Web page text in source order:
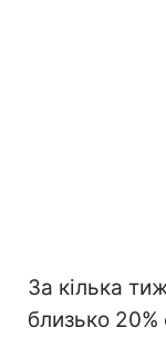
За кілька
близько